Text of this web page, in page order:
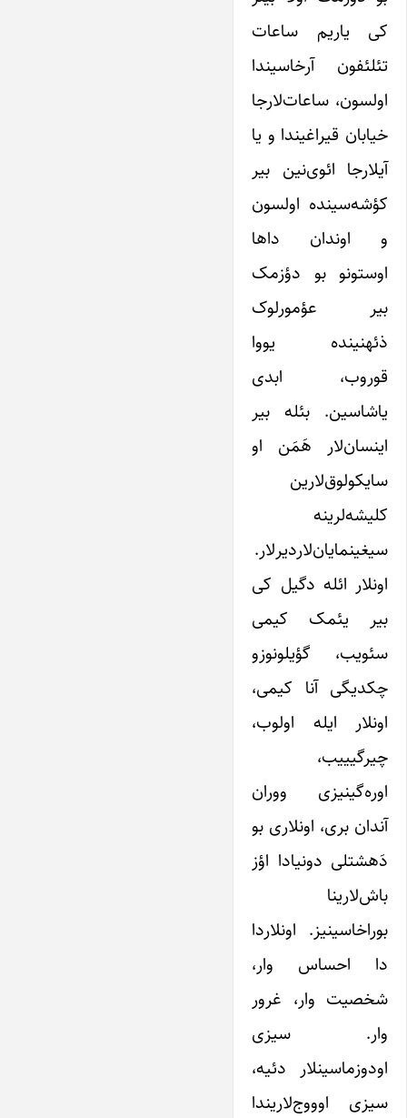
کی یاریم ساعات
تئلئفون آرخاسیندا
اولسون، ساعات‌لارجا
خیابان قیراغیندا و یا
آیلارجا ائوی‌نین بیر
کؤشه‌سینده اولسون
و اوندان داها
اوستونو بو دؤزمک
بیر عؤمورلوک
ذئهنینده یووا
قوروب، ابدی
یاشاسین. بئله بیر
اینسان‌لار هَمَن او
سایکولوق‌لارین
کلیشه‌لرینه
سیغینمایان‌لاردیرلار.
اونلار ائله دگیل کی
بیر یئمک کیمی
سئویب، گؤیلونوزو
چکدیگی آنا کیمی،
اونلار ایله اولوب،
چیرگیییب،
اوره‌گینیزی ووران
آندان بری، اونلاری بو
دَهشتلی دونیادا اؤز
باش‌لارینا
بوراخاسینیز. اونلاردا
دا احساس وار،
شخصیت وار، غرور
وار. سیزی
اودوزماسینلار دئیه،
سیزی اوووج‌لاریندا